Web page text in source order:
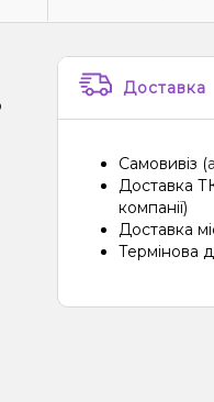
Доставка
Самовивіз (
Доставка
компанії)
Доставка
Термінова